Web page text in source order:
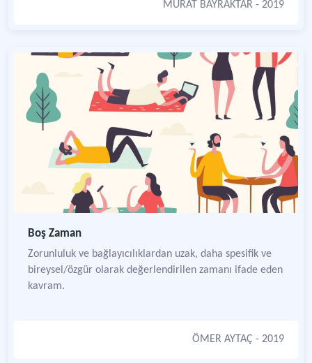
MURAT BAYRAKTAR - 2019
Boş Zaman
Zorunluluk ve bağlayıcılıklardan uzak, daha spesifik ve
bireysel/özgür olarak değerlendirilen zamanı ifade eden
kavram.
ÖMER AYTAÇ - 2019